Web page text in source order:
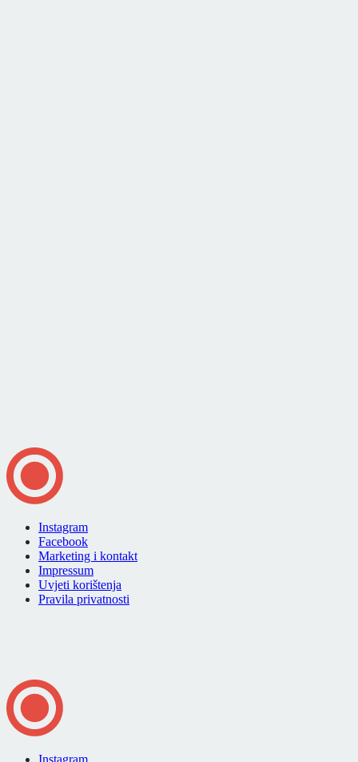
Instagram
Facebook
Marketing i kontakt
Impressum
Uvjeti korištenja
Pravila privatnosti
Instagram